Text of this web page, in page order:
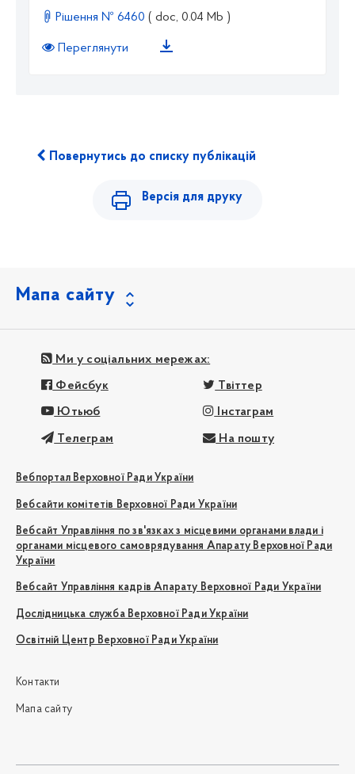
Рiшення № 6460 ( doc, 0.04 Mb )
Переглянути
Повернутись до списку публікацій
Версія для друку
Мапа сайту
Ми у соціальних мережах:
Фейсбук Твіттер
Ютьюб Інстаграм
Телеграм На пошту
Вебпортал Верховної Ради України
Вебсайти комітетів Верховної Ради України
Вебсайт Управління по зв'язках з місцевими органами влади і
органами місцевого самоврядування Апарату Верховної Ради
України
Вебсайт Управління кадрів Апарату Верховної Ради України
Дослідницька служба Верховної Ради України
Освітній Центр Верховної Ради України
Контакти
Мапа сайту